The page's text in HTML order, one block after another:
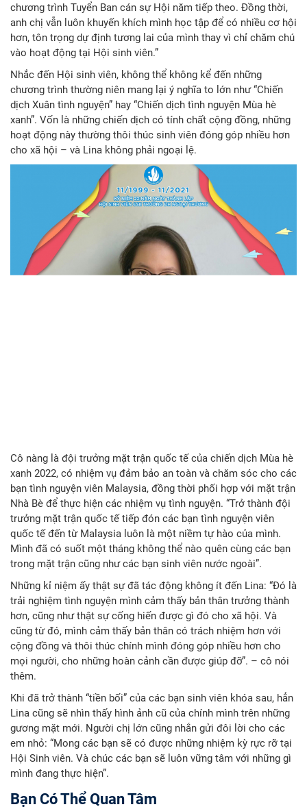
chương trình Tuyển Ban cán sự Hội năm tiếp theo. Đồng thời,
anh chị vẫn luôn khuyến khích mình học tập để có nhiều cơ hội
hơn, tôn trọng dự định tương lai của mình thay vì chỉ chăm chú
vào hoạt động tại Hội sinh viên.”
Nhắc đến Hội sinh viên, không thể không kể đến những
chương trình thường niên mang lại ý nghĩa to lớn như “Chiến
dịch Xuân tình nguyện” hay “Chiến dịch tình nguyện Mùa hè
xanh”. Vốn là những chiến dịch có tính chất cộng đồng, những
hoạt động này thường thôi thúc sinh viên đóng góp nhiều hơn
cho xã hội – và Lina không phải ngoại lệ.
Cô nàng là đội trưởng mặt trận quốc tế của chiến dịch Mùa hè
xanh 2022, có nhiệm vụ đảm bảo an toàn và chăm sóc cho các
bạn tình nguyện viên Malaysia, đồng thời phối hợp với mặt trận
Nhà Bè để thực hiện các nhiệm vụ tình nguyện. “Trở thành đội
trưởng mặt trận quốc tế tiếp đón các bạn tình nguyện viên
quốc tế đến từ Malaysia luôn là một niềm tự hào của mình.
Mình đã có suốt một tháng không thể nào quên cùng các bạn
trong mặt trận cũng như các bạn sinh viên nước ngoài”.
Những kỉ niệm ấy thật sự đã tác động không ít đến Lina: “Đó là
trải nghiệm tình nguyện mình cảm thấy bản thân trưởng thành
hơn, cũng như thật sự cống hiến được gì đó cho xã hội. Và
cũng từ đó, mình cảm thấy bản thân có trách nhiệm hơn với
cộng đồng và thôi thúc chính mình đóng góp nhiều hơn cho
mọi người, cho những hoàn cảnh cần được giúp đỡ”. – cô nói
thêm.
Khi đã trở thành “tiền bối” của các bạn sinh viên khóa sau, hẳn
Lina cũng sẽ nhìn thấy hình ảnh cũ của chính mình trên những
gương mặt mới. Người chị lớn cũng nhắn gửi đôi lời cho các
em nhỏ: “Mong các bạn sẽ có được những nhiệm kỳ rực rỡ tại
Hội Sinh viên. Và chúc các bạn sẽ luôn vững tâm với những gì
mình đang thực hiện”.
Bạn Có Thể Quan Tâm